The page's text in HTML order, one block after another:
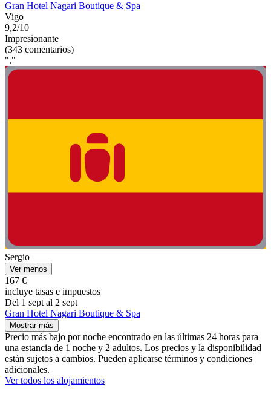
Gran Hotel Nagari Boutique & Spa
Vigo
9,2/10
Impresionante
(343 comentarios)
"."
Sergio
Ver menos
167 €
incluye tasas e impuestos
Del 1 sept al 2 sept
Gran Hotel Nagari Boutique & Spa
Mostrar más
Precio más bajo por noche encontrado en las últimas 24 horas para
una estancia de 1 noche y 2 adultos. Los precios y la disponibilidad
están sujetos a cambios. Pueden aplicarse términos y condiciones
adicionales.
Ver todos los alojamientos